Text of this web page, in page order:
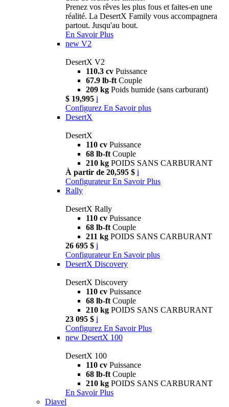
Prenez vos rêves les plus fous et faites-en une
réalité. La DesertX Family vous accompagnera
partout. Jusqu'au bout.
En Savoir Plus
new V2
DesertX V2
110.3 cv Puissance
67.9 lb-ft Couple
209 kg Poids humide (sans carburant)
$ 19,995 i
Configurez En Savoir plus
DesertX
DesertX
110 cv Puissance
68 lb-ft Couple
210 kg POIDS SANS CARBURANT
À partir de 20,595 $ i
Configurateur En Savoir Plus
Rally
DesertX Rally
110 cv Puissance
68 lb-ft Couple
211 kg POIDS SANS CARBURANT
26 695 $ i
Configurateur En Savoir plus
DesertX Discovery
DesertX Discovery
110 cv Puissance
68 lb-ft Couple
210 kg POIDS SANS CARBURANT
23 095 $ i
Configurez En Savoir Plus
new DesertX 100
DesertX 100
110 cv Puissance
68 lb-ft Couple
210 kg POIDS SANS CARBURANT
En Savoir Plus
Diavel